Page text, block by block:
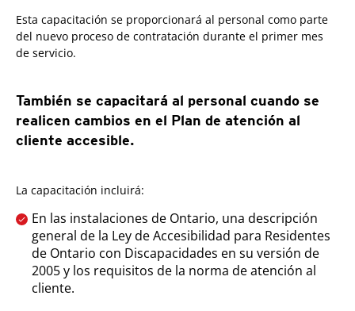
Esta capacitación se proporcionará al personal como parte
del nuevo proceso de contratación durante el primer mes
de servicio.
También se capacitará al personal cuando se
realicen cambios en el Plan de atención al
cliente accesible.
La capacitación incluirá:
En las instalaciones de Ontario, una descripción
general de la Ley de Accesibilidad para Residentes
de Ontario con Discapacidades en su versión de
2005 y los requisitos de la norma de atención al
cliente.